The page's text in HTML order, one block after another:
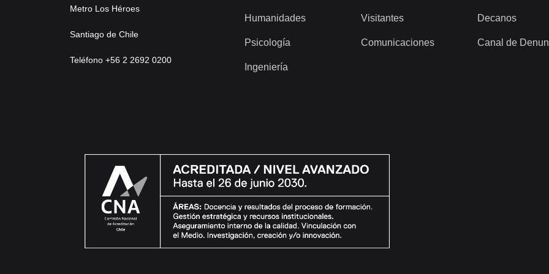
Metro Los Héroes
Santiago de Chile
Teléfono +56 2 2692 0200
Humanidades
Psicología
Ingeniería
Visitantes
Comunicaciones
Decanos
Canal de